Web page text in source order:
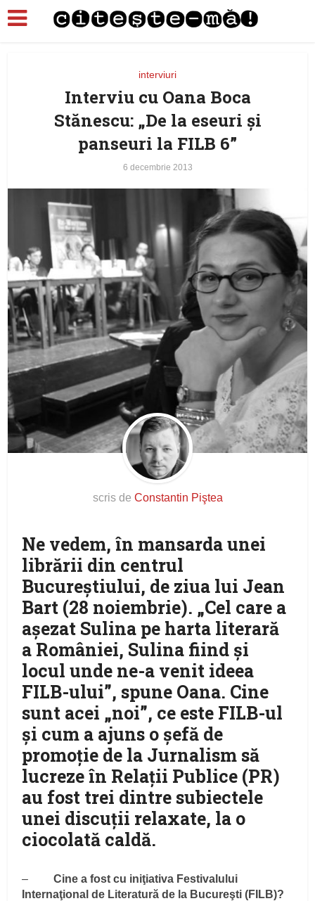
interviuri
Interviu cu Oana Boca
Stănescu: „De la eseuri şi
panseuri la FILB 6”
6 decembrie 2013
scris de Constantin Piştea
Ne vedem, în mansarda unei
librării din centrul
Bucureştiului, de ziua lui Jean
Bart (28 noiembrie). „Cel care a
aşezat Sulina pe harta literară
a României, Sulina fiind şi
locul unde ne-a venit ideea
FILB-ului”, spune Oana. Cine
sunt acei „noi”, ce este FILB-ul
şi cum a ajuns o şefă de
promoţie de la Jurnalism să
lucreze în Relaţii Publice (PR)
au fost trei dintre subiectele
unei discuţii relaxate, la o
ciocolată caldă.
–Cine a fost cu iniţiativa Festivalului
Internaţional de Literatură de la Bucureşti (FILB)?